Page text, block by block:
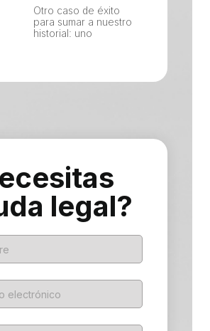
Otro caso de éxito
para sumar a nuestro
historial: uno
legal?